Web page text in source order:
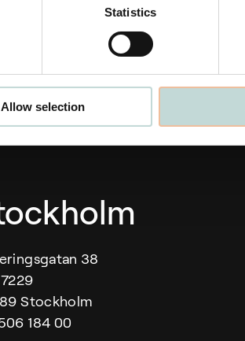
Statistics
Allow selection
Engelska
offices
38
Stockholm
184 00